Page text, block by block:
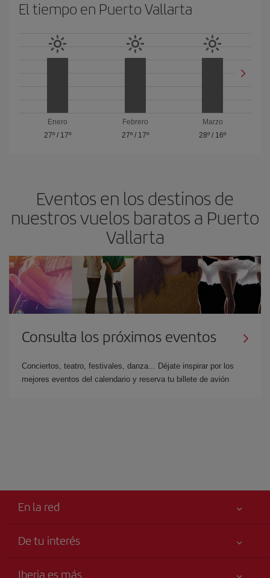
El tiempo en Puerto Vallarta
Enero
27º/ 17º
Febrero
27º/ 17º
Marzo
28º / 16º
Eventos en los destinos de
nuestros vuelos baratos a Puerto
Vallarta
Consulta los próximos eventos
Conciertos, teatro, festivales, danza... Déjate inspirar por los
mejores eventos del calendario y reserva tu billete de avión
En la red
De tu interés
Iberia es más